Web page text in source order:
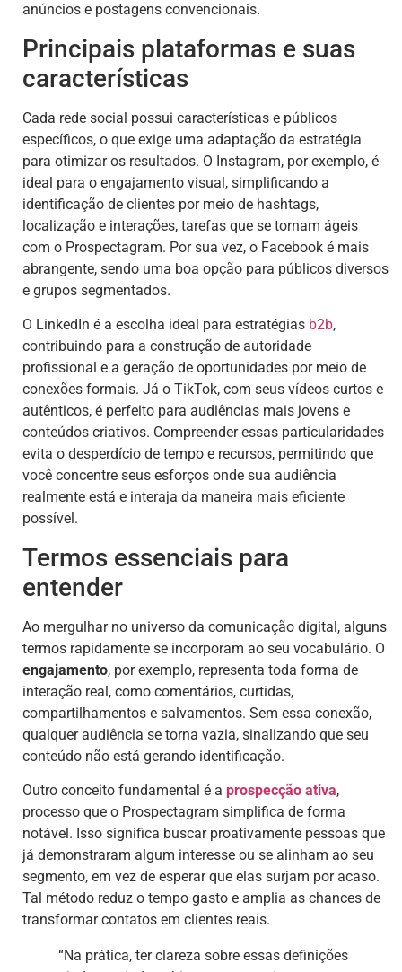
anúncios e postagens convencionais.
Principais plataformas e suas
características
Cada rede social possui características e públicos
específicos, o que exige uma adaptação da estratégia
para otimizar os resultados. O Instagram, por exemplo, é
ideal para o engajamento visual, simplificando a
identificação de clientes por meio de hashtags,
localização e interações, tarefas que se tornam ágeis
com o Prospectagram. Por sua vez, o Facebook é mais
abrangente, sendo uma boa opção para públicos diversos
e grupos segmentados.
O LinkedIn é a escolha ideal para estratégias b2b,
contribuindo para a construção de autoridade
profissional e a geração de oportunidades por meio de
conexões formais. Já o TikTok, com seus vídeos curtos e
autênticos, é perfeito para audiências mais jovens e
conteúdos criativos. Compreender essas particularidades
evita o desperdício de tempo e recursos, permitindo que
você concentre seus esforços onde sua audiência
realmente está e interaja da maneira mais eficiente
possível.
Termos essenciais para
entender
Ao mergulhar no universo da comunicação digital, alguns
termos rapidamente se incorporam ao seu vocabulário. O
engajamento, por exemplo, representa toda forma de
interação real, como comentários, curtidas,
compartilhamentos e salvamentos. Sem essa conexão,
qualquer audiência se torna vazia, sinalizando que seu
conteúdo não está gerando identificação.
Outro conceito fundamental é a prospecção ativa,
processo que o Prospectagram simplifica de forma
notável. Isso significa buscar proativamente pessoas que
já demonstraram algum interesse ou se alinham ao seu
segmento, em vez de esperar que elas surjam por acaso.
Tal método reduz o tempo gasto e amplia as chances de
transformar contatos em clientes reais.
“Na prática, ter clareza sobre essas definições